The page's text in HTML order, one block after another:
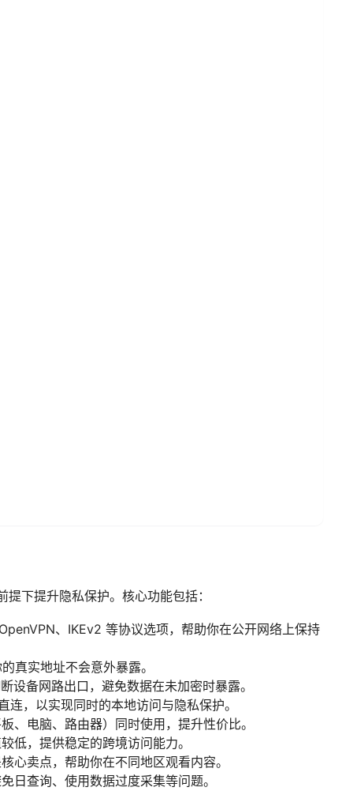
下提升隐私保护。核心功能包括：
、IKEv2 等协议选项，帮助你在公开网络上保持
真实地址不会意外暴露。
备网路出口，避免数据在未加密时暴露。
，以实现同时的本地访问与隐私保护。
、电脑、路由器）同时使用，提升性价比。
低，提供稳定的跨境访问能力。
心卖点，帮助你在不同地区观看内容。
日查询、使用数据过度采集等问题。